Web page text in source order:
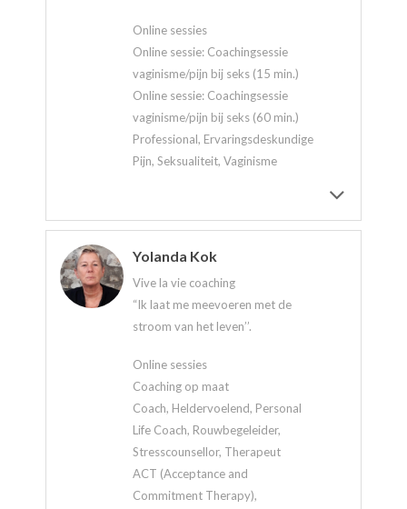
Online sessies
Online sessie: Coachingsessie
vaginisme/pijn bij seks (15 min.)
Online sessie: Coachingsessie
vaginisme/pijn bij seks (60 min.)
Professional, Ervaringsdeskundige
Pijn, Seksualiteit, Vaginisme
Yolanda Kok
Vive la vie coaching
“Ik laat me meevoeren met de
stroom van het leven’’.
Online sessies
Coaching op maat
Coach, Heldervoelend, Personal
Life Coach, Rouwbegeleider,
Stresscounsellor, Therapeut
ACT (Acceptance and
Commitment Therapy),